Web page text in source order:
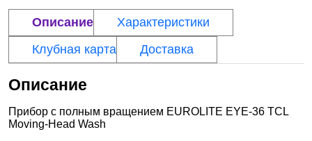
Описание
Характеристики
Клубная карта
Доставка
Описание
Прибор с полным вращением EUROLITE EYE-36 TCL
Moving-Head Wash